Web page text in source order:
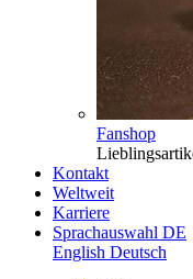
Fanshop
Kontakt
Weltweit
Karriere
Sprachauswahl DE
English Deutsch